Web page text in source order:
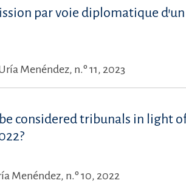
par voie diplomatique
Menéndez, n.º 11, 2023
considered tribunals in light
Menéndez, n.º 10, 2022